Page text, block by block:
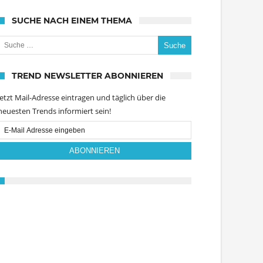
SUCHE NACH EINEM THEMA
nach:
TREND NEWSLETTER ABONNIEREN
Mail-Adresse eintragen und täglich über die
Trends informiert sein!
ABONNIEREN